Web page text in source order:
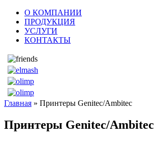
О КОМПАНИИ
ПРОДУКЦИЯ
УСЛУГИ
КОНТАКТЫ
Главная » Принтеры Genitec/Ambitec
Принтеры Genitec/Ambitec